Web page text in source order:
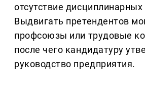
отсутствие
Выдвигать претендентов
профсоюзы или трудовые
после чего кандидатуру
руководство предприятия.